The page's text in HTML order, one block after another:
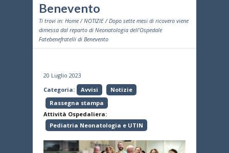
Benevento
Ti trovi in: Home /NOTIZIE / Dopo sette mesi di ricovero viene
dimessa dal reparto di Neonatologia dell'Ospedale
Fatebenefratelli di Benevento
20 Luglio 2023
Categoria:
Avvisi
Notizie
Rassegna stampa
Attività Ospedaliera:
Pediatria Neonatologia e UTIN